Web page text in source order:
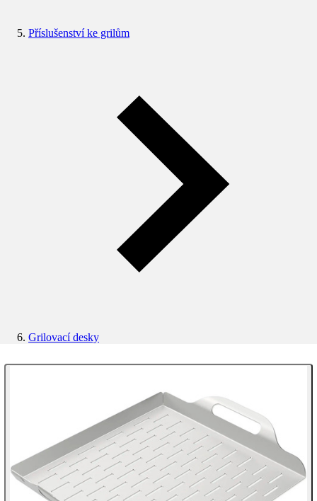
Příslušenství ke grilům
Grilovací desky